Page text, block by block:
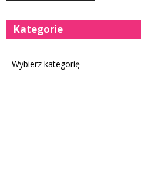
Kategorie
Kategorie